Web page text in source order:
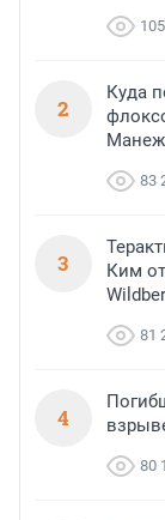
2
Куда
83
3
Ким
81
4
80